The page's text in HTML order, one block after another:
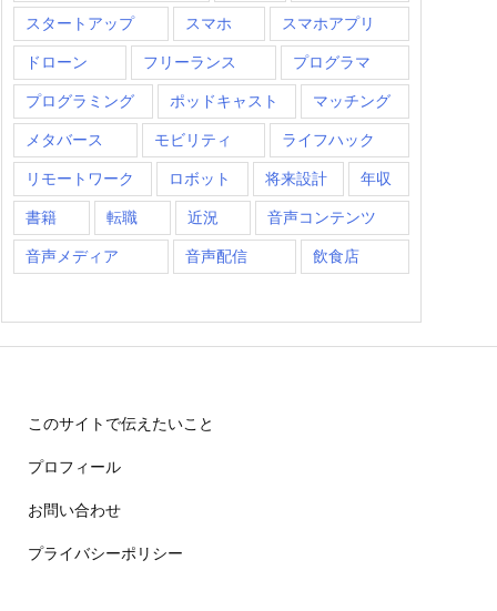
スタートアップ スマホ スマホアプリ
ドローン フリーランス プログラマ
プログラミング ポッドキャスト マッチング
メタバース モビリティ ライフハック
リモートワーク ロボット 将来設計 年収
書籍 転職 近況 音声コンテンツ
音声メディア 音声配信 飲食店
このサイトで伝えたいこと
プロフィール
お問い合わせ
プライバシーポリシー